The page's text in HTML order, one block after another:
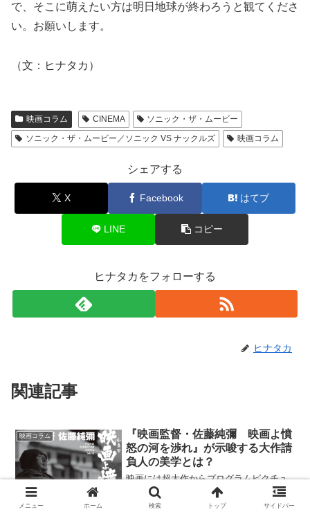
で、そこに萌えたい方は明日地球が終わろうと観てくださ
い。お願いします。
（文：ヒナタカ）
映画コラム CINEMA
ソニック・ザ・ムービー
ソニック・ザ・ムービー／ソニック VS ナックルズ
映画コラム
シェアする
X Facebook はてブ
LINE コピー
ヒナタカをフォローする
ヒナタカ
関連記事
映画コラム
『映画監督・佐藤純彌 映画よ憤
怒の河を渉れ』が示唆する大作請
負人の美学とは？
映画には超大作からプログラムピクチュ
アまでさまざまな形態がありますが、そ
のどちらも職人（アルチザン）的にこな
しつつ、その中にさりげなく実験的手法
メニュー ホーム 検索 トップ サイドバー